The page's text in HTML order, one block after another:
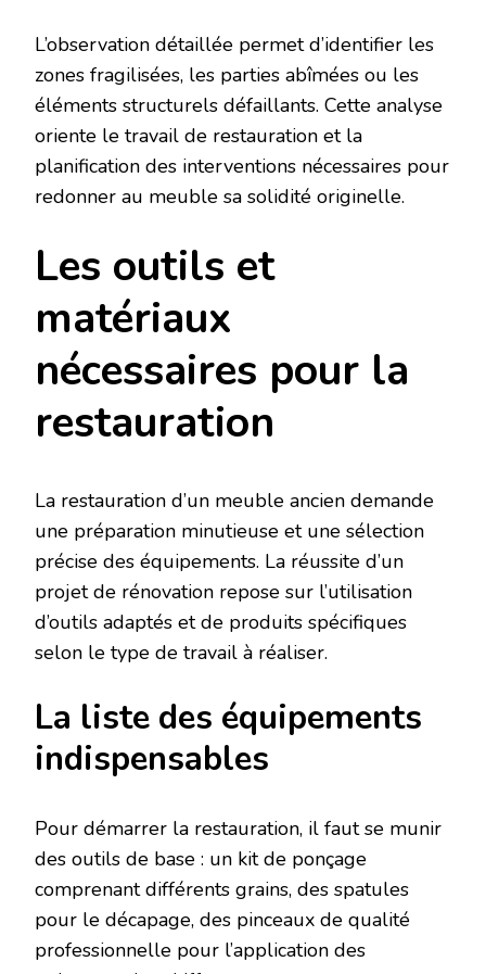
L’observation détaillée permet d’identifier les
zones fragilisées, les parties abîmées ou les
éléments structurels défaillants. Cette analyse
oriente le travail de restauration et la
planification des interventions nécessaires pour
redonner au meuble sa solidité originelle.
Les outils et
matériaux
nécessaires pour la
restauration
La restauration d’un meuble ancien demande
une préparation minutieuse et une sélection
précise des équipements. La réussite d’un
projet de rénovation repose sur l’utilisation
d’outils adaptés et de produits spécifiques
selon le type de travail à réaliser.
La liste des équipements
indispensables
Pour démarrer la restauration, il faut se munir
des outils de base : un kit de ponçage
comprenant différents grains, des spatules
pour le décapage, des pinceaux de qualité
professionnelle pour l’application des